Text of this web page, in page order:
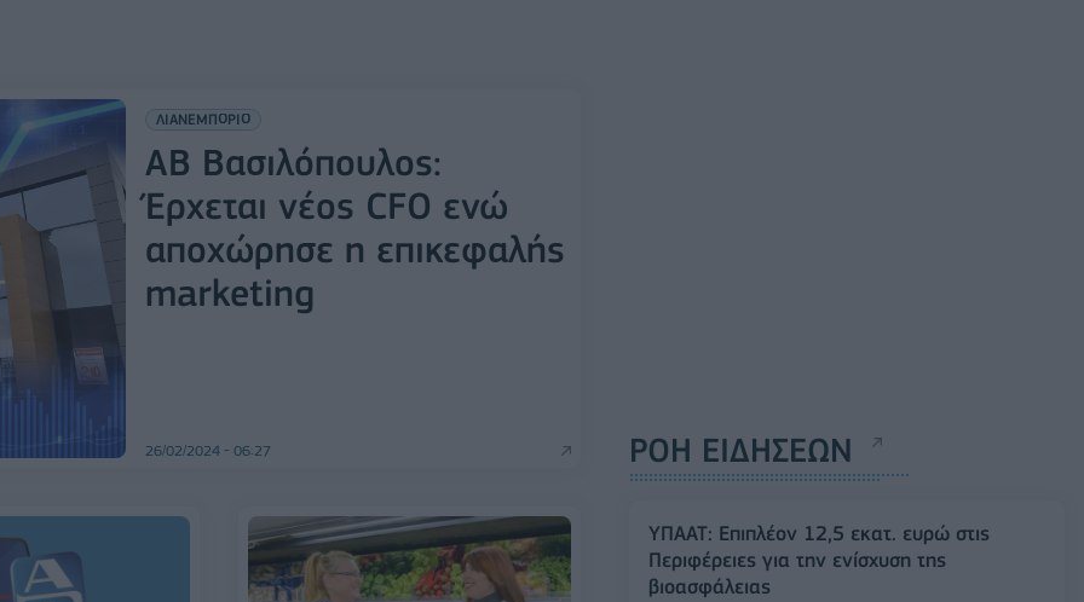
ΛΙΑΝΕΜΠΟΡΙΟ
AB Bασιλόπουλος:
Έρχεται νέος CFO ενώ
αποχώρησε η επικεφαλής
marketing
26/02/2024 - 06:27 ΡΟΗ ΕΙΔΗΣΕΩΝ
ΥΠΑΑΤ: Επιπλέον 12,5 εκατ. ευρώ στις
Περιφέρειες για την ενίσχυση της
βιοασφάλειας